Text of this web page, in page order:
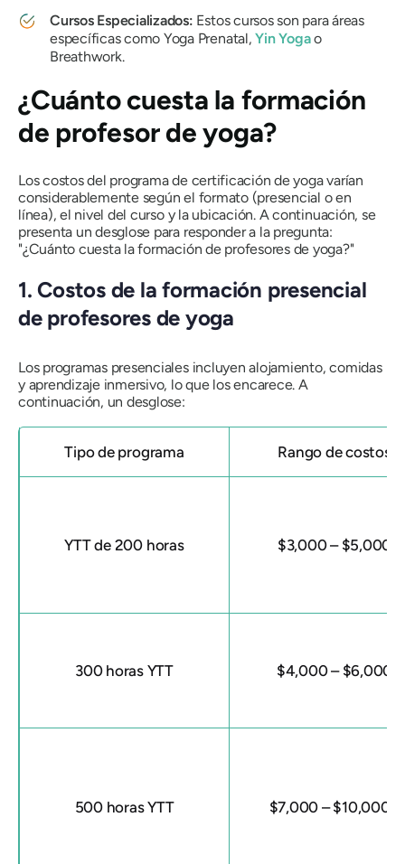
Cursos Especializados: Estos cursos son para áreas
específicas como Yoga Prenatal,Yin Yogao
Breathwork.
¿Cuánto cuesta la formación
de profesor de yoga?
Los costos del programa de certificación de yoga varían
considerablemente según el formato (presencial o en
línea), el nivel del curso y la ubicación. A continuación, se
presenta un desglose para responder a la pregunta:
"¿Cuánto cuesta la formación de profesores de yoga?"
1. Costos de la formación presencial
de profesores de yoga
Los programas presenciales incluyen alojamiento, comidas
y aprendizaje inmersivo, lo que los encarece. A
continuación, un desglose:
Tipo de programa Rango de costos
YTT de 200 horas $3,000 – $5,000
300 horas YTT $4,000 – $6,000
500 horas YTT $7,000 – $10,000+